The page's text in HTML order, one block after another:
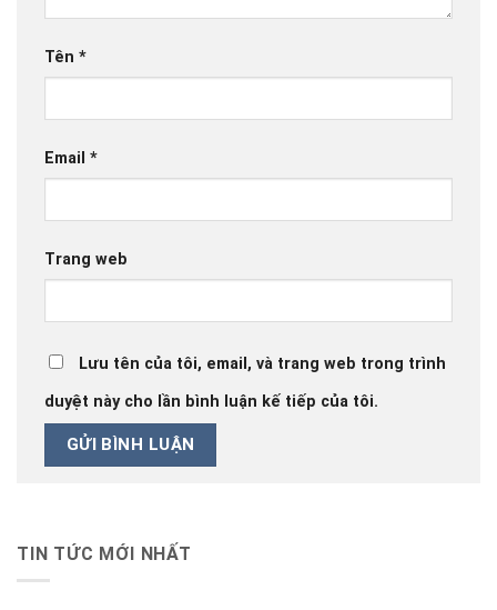
Tên *
Email *
Trang web
Lưu tên của tôi, email, và trang web trong trình
duyệt này cho lần bình luận kế tiếp của tôi.
TIN TỨC MỚI NHẤT